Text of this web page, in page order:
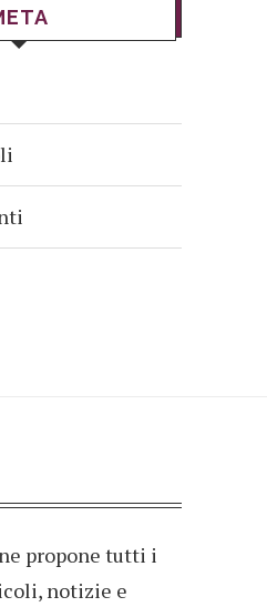
propone tutti i
notizie e